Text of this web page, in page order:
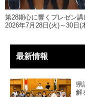
第28期心に響くプレゼン講
2026年7月28日(火)～30日(
最新情報
県
解